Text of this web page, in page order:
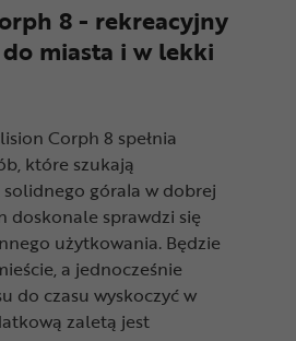
8 - rekreacyjny
miasta i w lekki
Corph 8 spełnia
które szukają
górala w dobrej
doskonale sprawdzi się
użytkowania. Będzie
a jednocześnie
do czasu wyskoczyć w
zaletą jest